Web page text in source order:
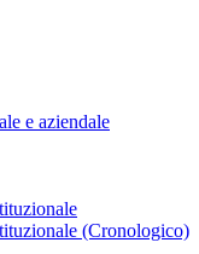
e aziendale
(Cronologico)